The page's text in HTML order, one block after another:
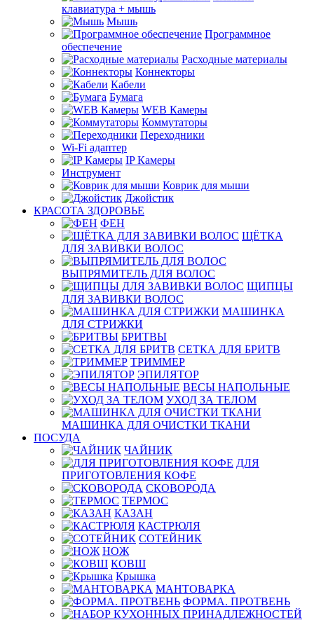
клавиатура + мышь
Мышь
Программное
обеспечение
Расходные материалы
Коннекторы
Кабели
Бумага
WEB Камеры
Коммутаторы
Переходники
Wi-Fi адаптер
IP Камеры
Инструмент
Коврик для мыши
Джойстик
КРАСОТА ЗДОРОВЬЕ
ФЕН
ЩЁТКА
ДЛЯ ЗАВИВКИ ВОЛОС
ВЫПРЯМИТЕЛЬ ДЛЯ ВОЛОС
ЩИПЦЫ
ДЛЯ ЗАВИВКИ ВОЛОС
МАШИНКА
ДЛЯ СТРИЖКИ
БРИТВЫ
СЕТКА ДЛЯ БРИТВ
ТРИММЕР
ЭПИЛЯТОР
ВЕСЫ НАПОЛЬНЫЕ
УХОД ЗА ТЕЛОМ
МАШИНКА ДЛЯ ОЧИСТКИ ТКАНИ
ПОСУДА
ЧАЙНИК
ДЛЯ
ПРИГОТОВЛЕНИЯ КОФЕ
СКОВОРОДА
ТЕРМОС
КАЗАН
КАСТРЮЛЯ
СОТЕЙНИК
НОЖ
КОВШ
Крышка
МАНТОВАРКА
ФОРМА. ПРОТВЕНЬ